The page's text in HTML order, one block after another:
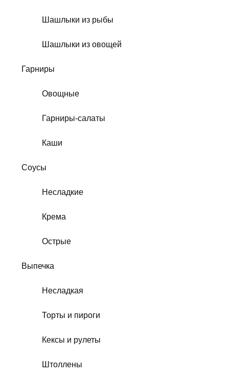
Шашлыки из рыбы
Шашлыки из овощей
Гарниры
Овощные
Гарниры-салаты
Каши
Соусы
Несладкие
Крема
Острые
Выпечка
Несладкая
Торты и пироги
Кексы и рулеты
Штоллены